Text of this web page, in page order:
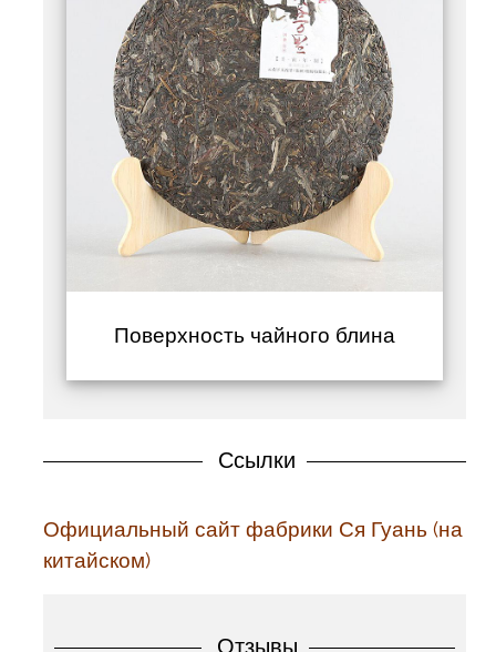
Поверхность чайного блина
Ссылки
Официальный сайт фабрики Ся Гуань (на
китайском)
Отзывы